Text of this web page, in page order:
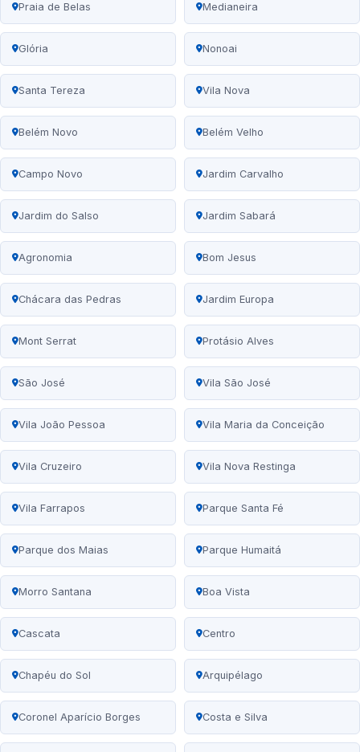
Praia de Belas Medianeira
Glória Nonoai
Santa Tereza Vila Nova
Belém Novo Belém Velho
Campo Novo Jardim Carvalho
Jardim do Salso Jardim Sabará
Agronomia Bom Jesus
Chácara das Pedras Jardim Europa
Mont Serrat Protásio Alves
São José Vila São José
Vila João Pessoa Vila Maria da Conceição
Vila Cruzeiro Vila Nova Restinga
Vila Farrapos Parque Santa Fé
Parque dos Maias Parque Humaitá
Morro Santana Boa Vista
Cascata Centro
Chapéu do Sol Arquipélago
Coronel Aparício Borges Costa e Silva